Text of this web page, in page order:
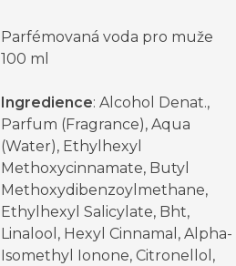
Parfémovaná voda pro muže
100 ml
Ingredience: Alcohol Denat.,
Parfum (Fragrance), Aqua
(Water), Ethylhexyl
Methoxycinnamate, Butyl
Methoxydibenzoylmethane,
Ethylhexyl Salicylate, Bht,
Linalool, Hexyl Cinnamal, Alpha-
Isomethyl Ionone, Citronellol,